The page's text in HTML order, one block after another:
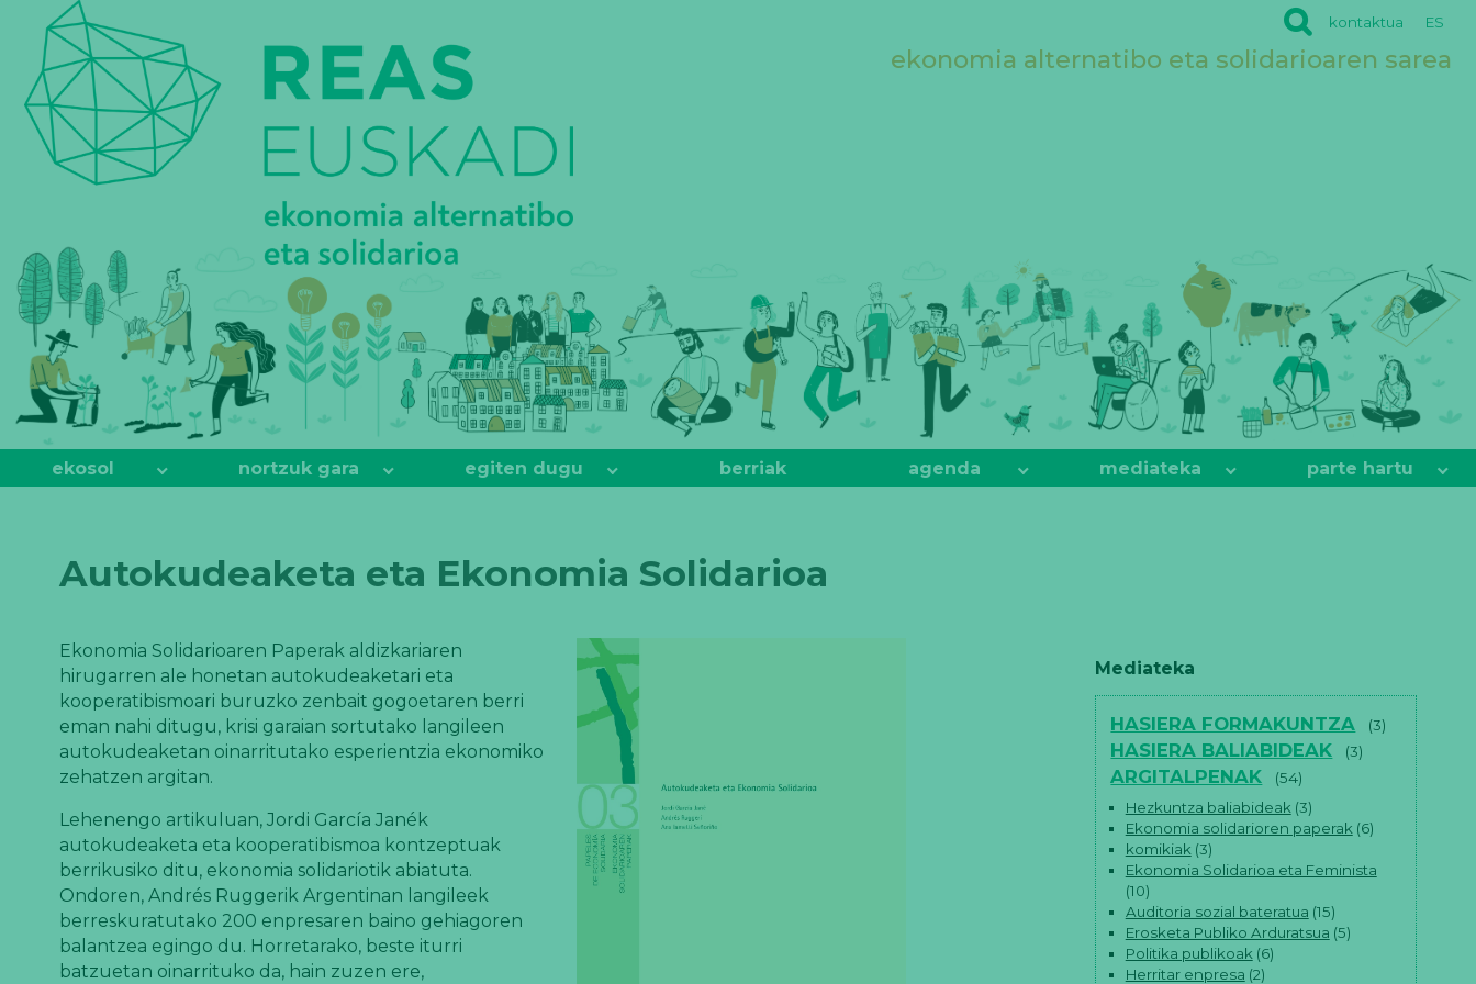
REAS
EUSKADI
kontaktua ES
ekonomia alternatibo eta solidarioaren sarea
ekosol nortzuk gara egiten dugu berriak agenda mediateka parte hartu
Autokudeaketa eta Ekonomia Solidarioa
Ekonomia Solidarioaren Paperak aldizkariaren
hirugarren ale honetan autokudeaketari eta
kooperatibismoari buruzko zenbait gogoetaren berri
eman nahi ditugu, krisi garaian sortutako langileen
autokudeaketan oinarritutako esperientzia ekonomiko
zehatzen argitan.
Lehenengo artikuluan, Jordi García Janék
autokudeaketa eta kooperatibismoa kontzeptuak
berrikusiko ditu, ekonomia solidariotik abiatuta.
Ondoren, Andrés Ruggerik Argentinan langileek
berreskuratutako 200 enpresaren baino gehiagoren
balantzea egingo du. Horretarako, beste iturri
batzuetan oinarrituko da, hain zuzen ere,
Mediateka
HASIERA FORMAKUNTZA (3)
HASIERA BALIABIDEAK (3)
ARGITALPENAK
(54)
Hezkuntza baliabideak (3)
Ekonomia solidarioren paperak (6)
komikiak (3)
Ekonomia Solidarioa eta Feminista
(10)
Auditoria sozial bateratua (15)
Erosketa Publiko Arduratsua (5)
Politika publikoak (6)
Herritar enpresa (2)